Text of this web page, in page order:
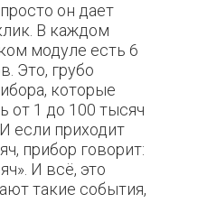
он дает
В каждом
модуле есть 6
Это, грубо
которые
от 1 до 100 тысяч
если приходит
прибор говорит:
И всё, это
такие события,